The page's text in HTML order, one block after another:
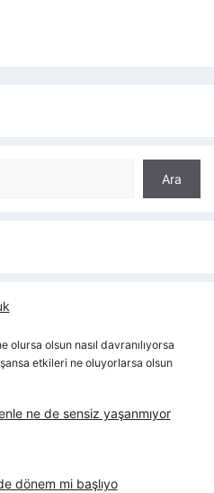
Ara
olursa olsun nasıl davranılıyorsa
etkileri ne oluyorlarsa olsun
ne de sensiz yaşanmıyor
dönem mi başlıyo